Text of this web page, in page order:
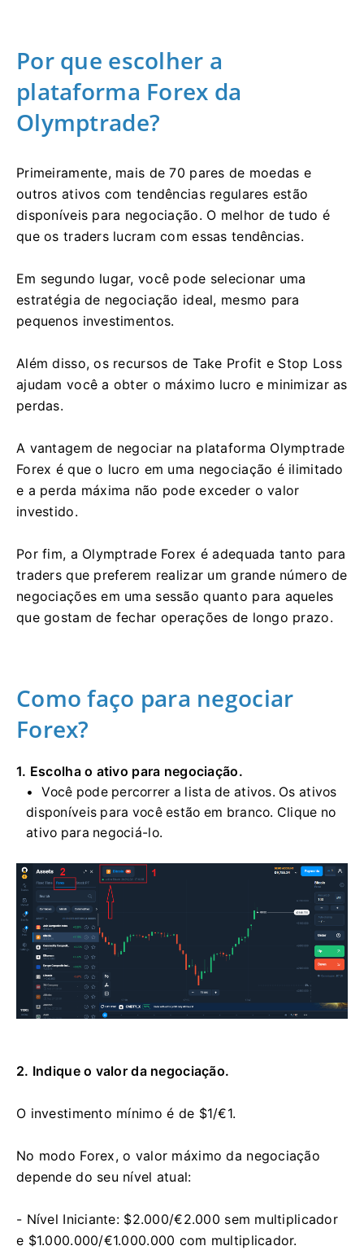
Por que escolher a
plataforma Forex da
Olymptrade?
Primeiramente, mais de 70 pares de moedas e
outros ativos com tendências regulares estão
disponíveis para negociação. O melhor de tudo é
que os traders lucram com essas tendências.
Em segundo lugar, você pode selecionar uma
estratégia de negociação ideal, mesmo para
pequenos investimentos.
Além disso, os recursos de Take Profit e Stop Loss
ajudam você a obter o máximo lucro e minimizar as
perdas.
A vantagem de negociar na plataforma Olymptrade
Forex é que o lucro em uma negociação é ilimitado
e a perda máxima não pode exceder o valor
investido.
Por fim, a Olymptrade Forex é adequada tanto para
traders que preferem realizar um grande número de
negociações em uma sessão quanto para aqueles
que gostam de fechar operações de longo prazo.
Como faço para negociar
Forex?
1. Escolha o ativo para negociação.
Você pode percorrer a lista de ativos. Os ativos
disponíveis para você estão em branco. Clique no
ativo para negociá-lo.
2. Indique o valor da negociação.
O investimento mínimo é de $1/€1.
No modo Forex, o valor máximo da negociação
depende do seu nível atual:
- Nível Iniciante: $2.000/€2.000 sem multiplicador
e $1.000.000/€1.000.000 com multiplicador.